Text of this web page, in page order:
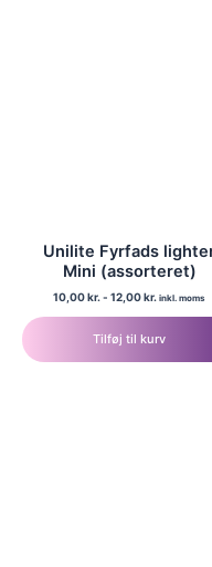
Unilite Fyrfads
Mini (assorteret)
10,00kr. - 12,00kr. inkl. moms
Tilføj til kurv